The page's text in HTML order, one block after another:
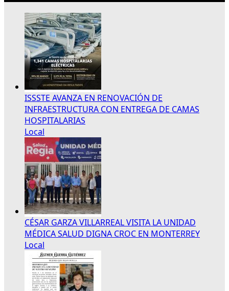
ISSSTE AVANZA EN RENOVACIÓN DE
INFRAESTRUCTURA CON ENTREGA DE CAMAS
HOSPITALARIAS
Local
CÉSAR GARZA VILLARREAL VISITA LA UNIDAD
MÉDICA SALUD DIGNA CROC EN MONTERREY
Local